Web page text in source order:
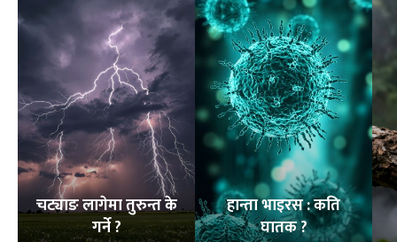
चट्याङ लागेमा तुरुन्त के
गर्ने ?
हान्ता भाइरस : कति
घातक ?